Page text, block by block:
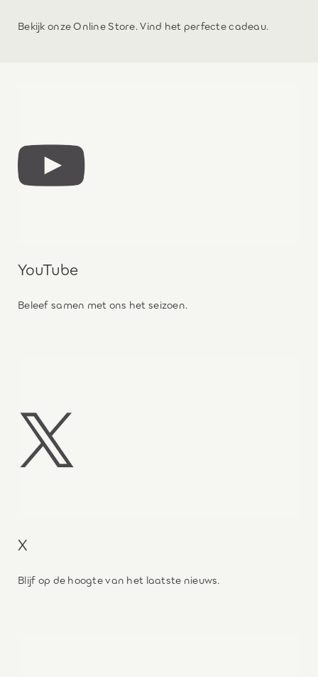
Bekijk onze Online Store. Vind het perfecte cadeau.
YouTube
Beleef samen met ons het seizoen.
X
Blijf op de hoogte van het laatste nieuws.